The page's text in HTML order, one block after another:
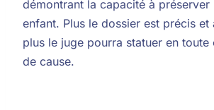
démontrant la capacité à
enfant. Plus le dossier est précis et
plus le juge pourra statuer en toute
de cause.